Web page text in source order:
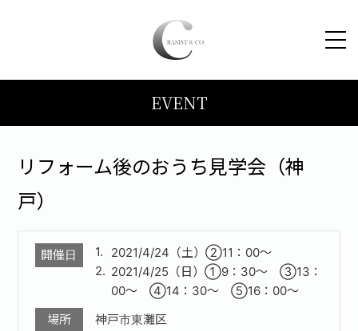
トピックス
施工事例
EVENT
リフォーム後のおうち見学会（神
戸）
開催日 2021/4/24（土） ②11：00～
2021/4/25（日） ①9：30～ ③13：
00～ ④14：30～ ⑤16：00～
場所
神戸市東灘区